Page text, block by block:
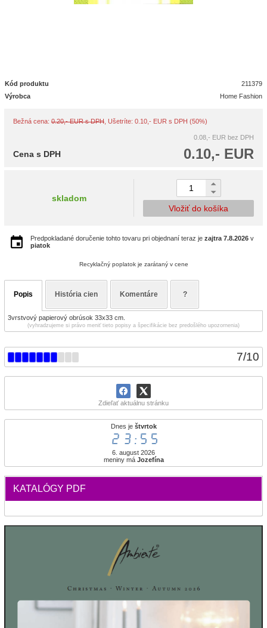
7/10
Zdieľať aktuálnu stránku
Dnes je štvrtok
23:55
6. august 2026
meniny má Jozefína
KATALÓGY PDF
Kód produktu
211379
Výrobca
Home Fashion
Bežná cena: 0.20,- EUR s DPH , Ušetríte: 0.10,- EUR s DPH (50%)
0.08,- EUR bez DPH
0.10,- EUR
Cena s DPH
skladom
Vložiť do košíka
Predpokladané doručenie tohto tovaru pri objednaní teraz je zajtra 7.8.2026 v
piatok
Recyklačný poplatok je zarátaný v cene
Popis História cien Komentáre ?
3vrstvový papierový obrúsok 33x33 cm.
(vyhradzujeme si právo meniť tieto popisy a špecifikácie bez predošlého upozornenia)